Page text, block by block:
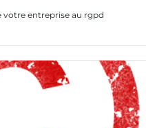
entreprise au rgpd